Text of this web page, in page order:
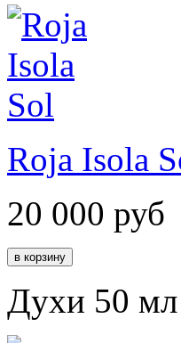
Roja Isola
20 000 руб
Духи 50 мл